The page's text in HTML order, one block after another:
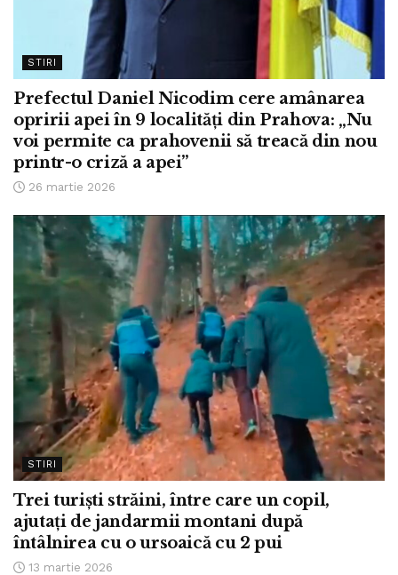
STIRI
Prefectul Daniel Nicodim cere amânarea
opririi apei în 9 localități din Prahova: „Nu
voi permite ca prahovenii să treacă din nou
printr-o criză a apei”
26 martie 2026
STIRI
Trei turiști străini, între care un copil,
ajutați de jandarmii montani după
întâlnirea cu o ursoaică cu 2 pui
13 martie 2026